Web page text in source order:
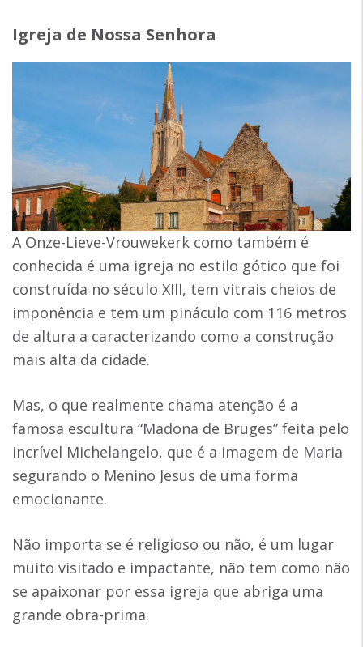
Igreja de Nossa Senhora
A Onze-Lieve-Vrouwekerk como também é
conhecida é uma igreja no estilo gótico que foi
construída no século XIII, tem vitrais cheios de
imponência e tem um pináculo com 116 metros
de altura a caracterizando como a construção
mais alta da cidade.
Mas, o que realmente chama atenção é a
famosa escultura “Madona de Bruges” feita pelo
incrível Michelangelo, que é a imagem de Maria
segurando o Menino Jesus de uma forma
emocionante.
Não importa se é religioso ou não, é um lugar
muito visitado e impactante, não tem como não
se apaixonar por essa igreja que abriga uma
grande obra-prima.